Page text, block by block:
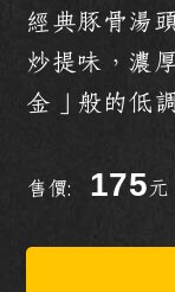
經典豚骨湯
炒提味，濃
金」般的低
售價: 175元